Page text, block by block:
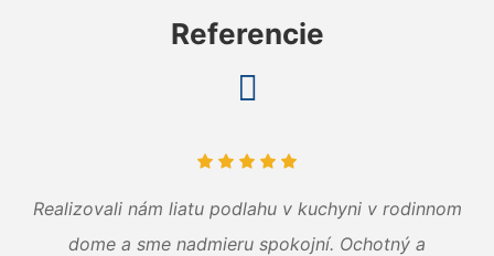
Referencie
Realizovali nám liatu podlahu v kuchyni v rodinnom
dome a sme nadmieru spokojní. Ochotný a